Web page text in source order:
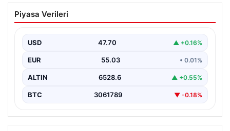
Altın fiyatları canlı 14 Nisan 2026: Altın
fiyatları ne kadar oldu? Gram, çeyrek,
fiyatları
Piyasa Verileri
USD 47.70 ▲ +0.16%
EUR 55.03 • 0.01%
ALTIN 6528.6 ▲ +0.55%
BTC 3061789 ▼ -0.18%